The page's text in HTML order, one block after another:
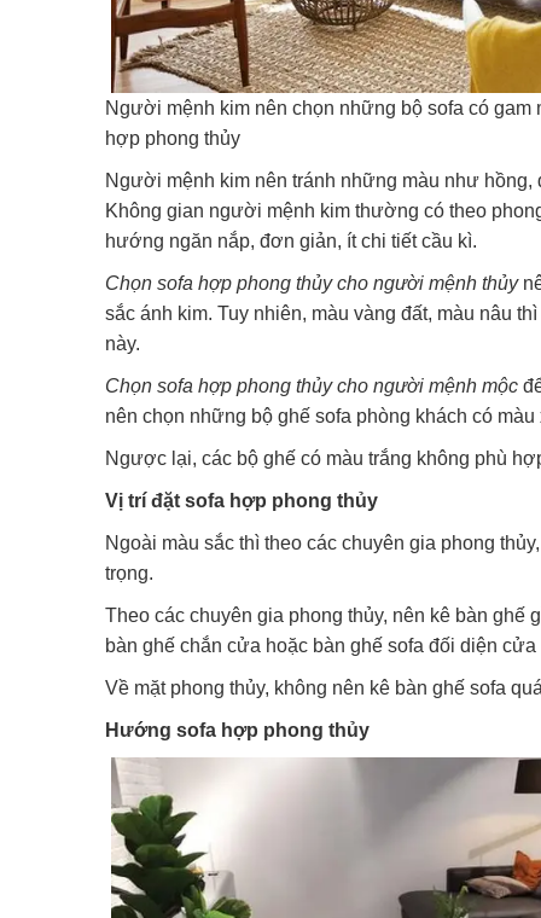
Người mệnh kim nên chọn những bộ sofa có gam
hợp phong thủy
Người mệnh kim nên tránh những màu như
Không gian người mệnh kim thường có theo
hướng ngăn nắp, đơn giản, ít chi tiết cầu kì.
Chọn sofa hợp phong thủy cho người mệnh thủy
sắc ánh kim. Tuy nhiên, màu vàng đất, màu nâu
này.
Chọn sofa hợp phong thủy cho người mệnh mộc
nên chọn những bộ ghế sofa phòng khách có
Ngược lại, các bộ ghế có màu trắng không phù
Vị trí đặt sofa hợp phong thủy
Ngoài màu sắc thì theo các chuyên gia phong
trọng.
Theo các chuyên gia phong thủy, nên kê bàn
bàn ghế chắn cửa hoặc bàn ghế sofa đối diện cửa
Về mặt phong thủy, không nên kê bàn ghế sofa
Hướng sofa hợp phong thủy